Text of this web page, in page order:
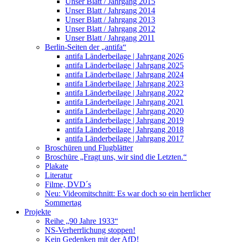
Unser Blatt / Jahrgang 2014
Unser Blatt / Jahrgang 2013
Unser Blatt / Jahrgang 2012
Unser Blatt / Jahrgang 2011
Berlin-Seiten der „antifa“
antifa Länderbeilage | Jahrgang 2026
antifa Länderbeilage | Jahrgang 2025
antifa Länderbeilage | Jahrgang 2024
antifa Länderbeilage | Jahrgang 2023
antifa Länderbeilage | Jahrgang 2022
antifa Länderbeilage | Jahrgang 2021
antifa Länderbeilage | Jahrgang 2020
antifa Länderbeilage | Jahrgang 2019
antifa Länderbeilage | Jahrgang 2018
antifa Länderbeilage | Jahrgang 2017
Broschüren und Flugblätter
Broschüre „Fragt uns, wir sind die Letzten.“
Plakate
Literatur
Filme, DVD´s
Neu: Videomitschnitt: Es war doch so ein herrlicher
Sommertag
Projekte
Reihe „90 Jahre 1933“
NS-Verherrlichung stoppen!
Kein Gedenken mit der AfD!